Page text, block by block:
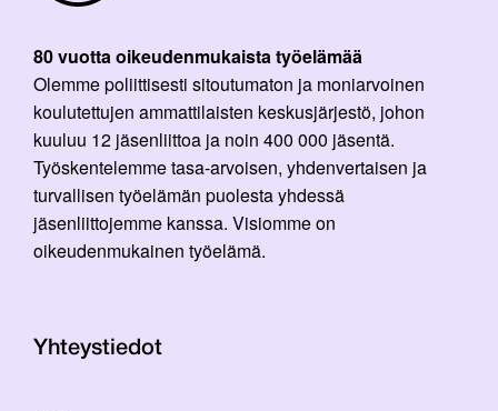
80 vuotta oikeudenmukaista työelämää
Olemme poliittisesti sitoutumaton ja moniarvoinen
koulutettujen ammattilaisten keskusjärjestö, johon
kuuluu 12 jäsenliittoa ja noin 400 000 jäsentä.
Työskentelemme tasa-arvoisen, yhdenvertaisen ja
turvallisen työelämän puolesta yhdessä
jäsenliittojemme kanssa. Visiomme on
oikeudenmukainen työelämä.
Yhteystiedot